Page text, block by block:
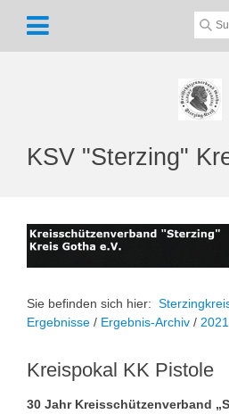
KSV "Sterzing"
Sie befinden sich hier:
Ergebnisse / Ergebnis-Archiv / 2021
Kreispokal KK Pistole
30 Jahr Kreisschützenverband